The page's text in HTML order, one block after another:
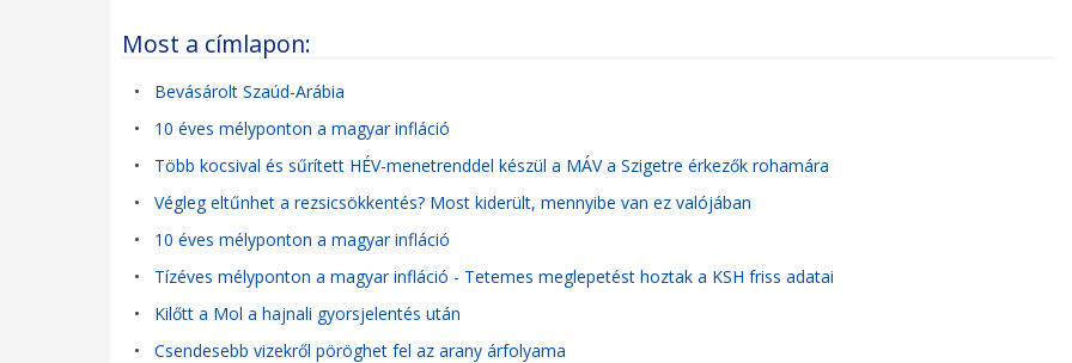
Most a címlapon:
• Bevásárolt Szaúd-Arábia
• 10 éves mélyponton a magyar infláció
• Több kocsival és sűrített HÉV-menetrenddel készül a MÁV a Szigetre érkezők rohamára
• Végleg eltűnhet a rezsicsökkentés? Most kiderült, mennyibe van ez valójában
• 10 éves mélyponton a magyar infláció
• Tízéves mélyponton a magyar infláció - Tetemes meglepetést hoztak a KSH friss adatai
• Kilőtt a Mol a hajnali gyorsjelentés után
• Csendesebb vizekről pöröghet fel az arany árfolyama